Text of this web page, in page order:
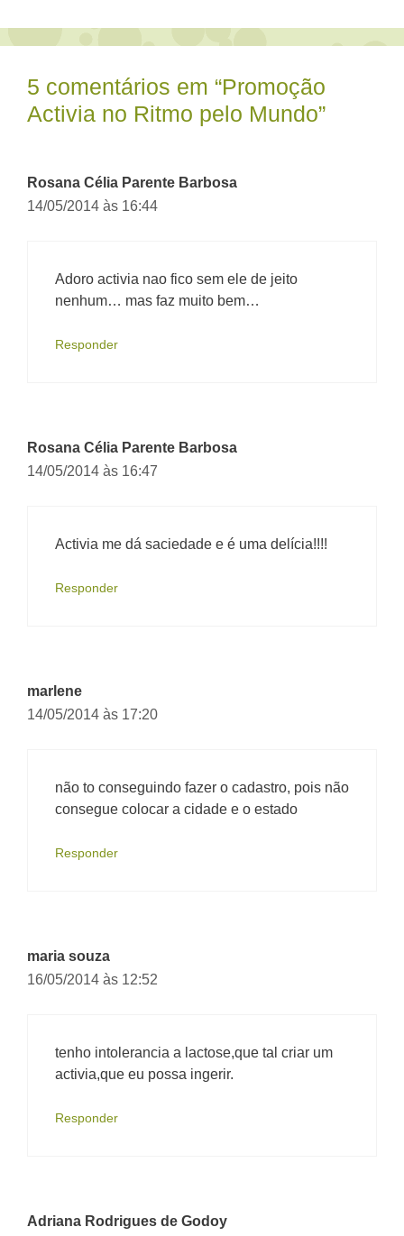
5 comentários em “Promoção
Activia no Ritmo pelo Mundo”
Rosana Célia Parente Barbosa
14/05/2014 às 16:44
Adoro activia nao fico sem ele de jeito
nenhum… mas faz muito bem…
Responder
Rosana Célia Parente Barbosa
14/05/2014 às 16:47
Activia me dá saciedade e é uma delícia!!!!
Responder
marlene
14/05/2014 às 17:20
não to conseguindo fazer o cadastro, pois não
consegue colocar a cidade e o estado
Responder
maria souza
16/05/2014 às 12:52
tenho intolerancia a lactose,que tal criar um
activia,que eu possa ingerir.
Responder
Adriana Rodrigues de Godoy